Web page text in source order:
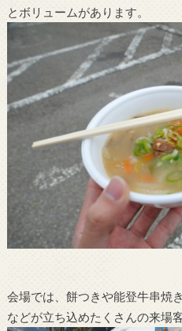
とボリュームがあります。
会場では、餅つきや能登牛串焼
などが立ち込めたくさんの来場